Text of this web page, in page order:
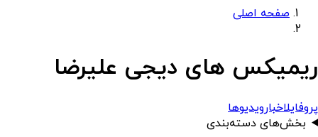
صفحه اصلی
ریمیکس های دیجی علیرضا
پروفایلاخبارویدیوها
بخش‌های دسته‌بندی